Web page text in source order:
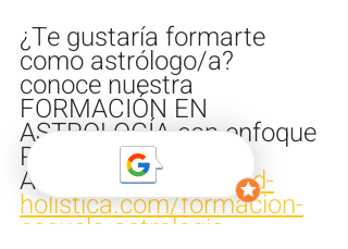
¿Te gustaría formarte
como astrólogo/a?
conoce nuestra
FORMACIÓN EN
ASTROLOGÍA con enfoque
Psicológico
AQUI https://www.red-
holistica.com/formacion-
escuela-astrologia